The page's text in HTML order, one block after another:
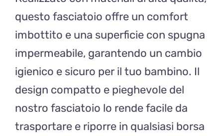
questo fasciatoio offre un comfort
imbottito e una superficie con spugna
impermeabile, garantendo un cambio
igienico e sicuro per il tuo bambino. Il
design compatto e pieghevole del
nostro fasciatoio lo rende facile da
trasportare e riporre in qualsiasi borsa